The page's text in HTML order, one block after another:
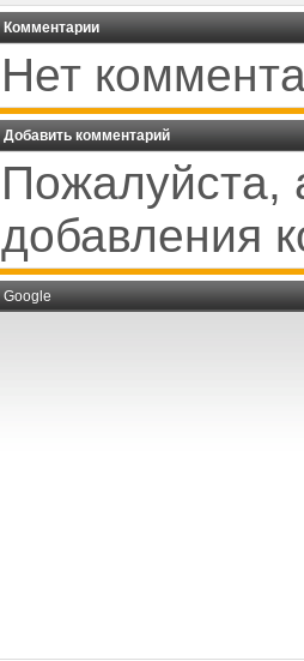
Комментарии
Нет
Добавить комментарий
Пожалуйста,
добавления
Google